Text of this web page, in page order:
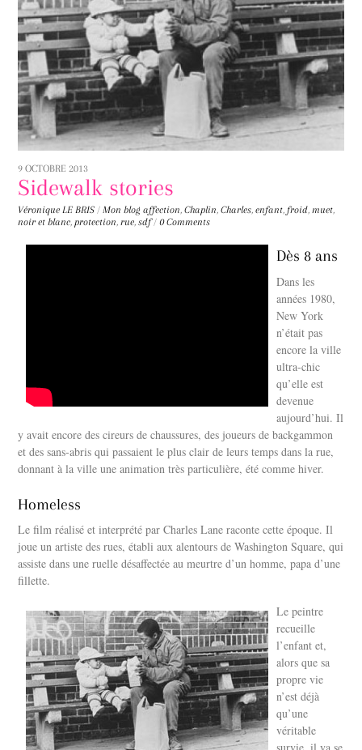
9 OCTOBRE 2013
Sidewalk stories
Véronique LE BRIS / Mon blog affection,Chaplin,Charles,enfant, froid, muet,
noir et blanc, protection, rue,sdf / 0 Comments
Dès 8 ans
Dans les
années 1980,
New York
n’était pas
encore la ville
ultra-chic
qu’elle est
devenue
aujourd’hui. Il
y avait encore des cireurs de chaussures, des joueurs de backgammon
et des sans-abris qui passaient le plus clair de leurs temps dans la rue,
donnant à la ville une animation très particulière, été comme hiver.
Homeless
Le film réalisé et interprété par Charles Lane raconte cette époque. Il
joue un artiste des rues, établi aux alentours de Washington Square, qui
assiste dans une ruelle désaffectée au meurtre d’un homme, papa d’une
fillette.
Le peintre
recueille
l’enfant et,
alors que sa
propre vie
n’est déjà
qu’une
véritable